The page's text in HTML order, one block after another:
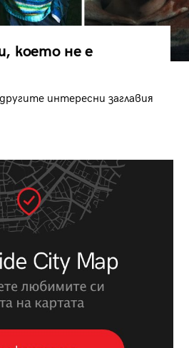
което не е
интересни заглавия